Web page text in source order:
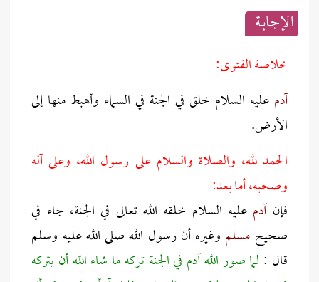
الإجابــة
خلاصة الفتوى:
آدم عليه السلام خلق في الجنة في السماء وأهبط منها إلى
الأرض.
الحمد لله، والصلاة والسلام على رسول الله، وعلى آله
وصحبه، أما بعد:
فإن آدم عليه السلام خلقه الله تعالى في الجنة، جاء في
صحيح مسلم وغيره أن رسول الله صلى الله عليه وسلم
قال : لما صور الله آدم في الجنة تركه ما شاء الله أن يتركه